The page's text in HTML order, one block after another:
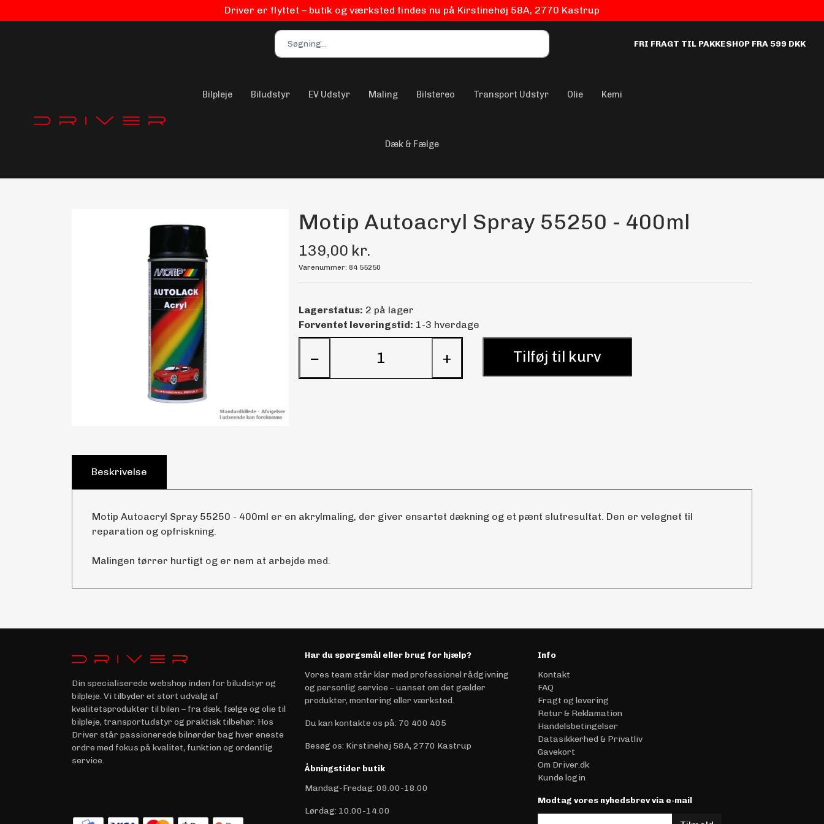
Driver er flyttet – butik og værksted findes nu på Kirstinehøj 58A, 2770 Kastrup
FRI FRAGT TIL PAKKESHOP FRA 599 DKK
Bilpleje Biludstyr EV Udstyr Maling Bilstereo Transport Udstyr Olie Kemi
Dæk & Fælge
Motip Autoacryl Spray 55250 - 400ml
139,00 kr.
Varenummer: 84 55250
Lagerstatus: 2 på lager
Forventet leveringstid: 1-3 hverdage
− + Tilføj til kurv
Beskrivelse
Motip Autoacryl Spray 55250 - 400ml er en akrylmaling, der giver ensartet dækning og et pænt slutresultat. Den er velegnet til
reparation og opfriskning.
Malingen tørrer hurtigt og er nem at arbejde med.
Din specialiserede webshop inden for biludstyr og
bilpleje. Vi tilbyder et stort udvalg af
kvalitetsprodukter til bilen – fra dæk, fælge og olie til
bilpleje, transportudstyr og praktisk tilbehør. Hos
Driver står passionerede bilnørder bag hver eneste
ordre med fokus på kvalitet, funktion og ordentlig
service.
Har du spørgsmål eller brug for hjælp?
Vores team står klar med professionel rådgivning
og personlig service – uanset om det gælder
produkter, montering eller værksted.
Du kan kontakte os på: 70 400 405
Besøg os: Kirstinehøj 58A, 2770 Kastrup
Åbningstider butik
Mandag-Fredag: 09.00-18.00
Lørdag: 10.00-14.00
Info
Kontakt
FAQ
Fragt og levering
Retur & Reklamation
Handelsbetingelser
Datasikkerhed & Privatliv
Gavekort
Om Driver.dk
Kunde login
Modtag vores nyhedsbrev via e-mail